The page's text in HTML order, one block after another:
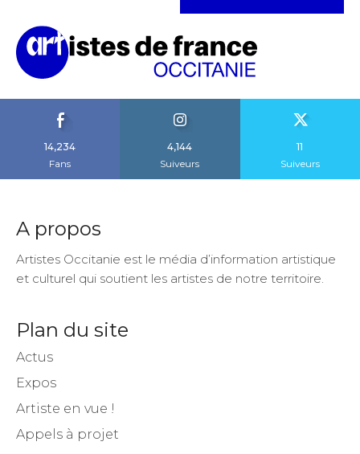
14,234
Fans
4,144
Suiveurs
11
Suiveurs
A propos
Artistes Occitanie est le média d’information artistique
et culturel qui soutient les artistes de notre territoire.
Plan du site
Actus
Expos
Artiste en vue !
Appels à projet